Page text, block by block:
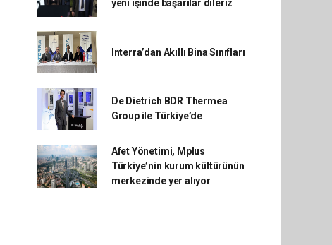
yeni işinde başarılar dileriz
Interra’dan Akıllı Bina Sınıfları
De Dietrich BDR Thermea
Group ile Türkiye’de
Afet Yönetimi, Mplus
Türkiye’nin kurum kültürünün
merkezinde yer alıyor